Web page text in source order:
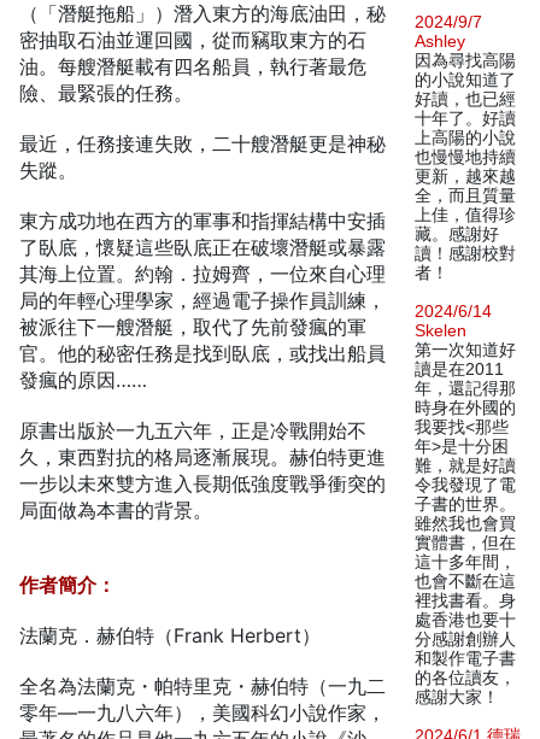
（「潛艇拖船」）潛入東方的海底油田，秘
密抽取石油並運回國，從而竊取東方的石
油。每艘潛艇載有四名船員，執行著最危
險、最緊張的任務。
最近，任務接連失敗，二十艘潛艇更是神秘
失蹤。
東方成功地在西方的軍事和指揮結構中安插
了臥底，懷疑這些臥底正在破壞潛艇或暴露
其海上位置。約翰．拉姆齊，一位來自心理
局的年輕心理學家，經過電子操作員訓練，
被派往下一艘潛艇，取代了先前發瘋的軍
官。他的秘密任務是找到臥底，或找出船員
發瘋的原因……
原書出版於一九五六年，正是冷戰開始不
久，東西對抗的格局逐漸展現。赫伯特更進
一步以未來雙方進入長期低強度戰爭衝突的
局面做為本書的背景。
作者簡介：
法蘭克．赫伯特（Frank Herbert）
全名為法蘭克・帕特里克・赫伯特（一九二
零年—一九八六年），美國科幻小說作家，
2024/9/7
Ashley
因為尋找高陽
的小說知道了
好讀，也已經
十年了。好讀
上高陽的小說
也慢慢地持續
更新，越來越
全，而且質量
上佳，值得珍
藏。感謝好
讀！感謝校對
者！
2024/6/14
Skelen
第一次知道好
讀是在2011
年，還記得那
時身在外國的
我要找<那些
年>是十分困
難，就是好讀
令我發現了電
子書的世界。
雖然我也會買
實體書，但在
這十多年間，
也會不斷在這
裡找書看。身
處香港也要十
分感謝創辦人
和製作電子書
的各位讀友，
感謝大家！